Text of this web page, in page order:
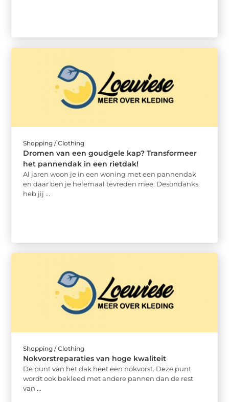
Shopping / Clothing
Dromen van een goudgele kap? Transformeer
het pannendak in een rietdak!
Al jaren woon je in een woning met een pannendak
en daar ben je helemaal tevreden mee. Desondanks
heb jij ...
Shopping / Clothing
Nokvorstreparaties van hoge kwaliteit
De punt van het dak heet een nokvorst. Deze punt
wordt ook bekleed met andere pannen dan de rest
van ...